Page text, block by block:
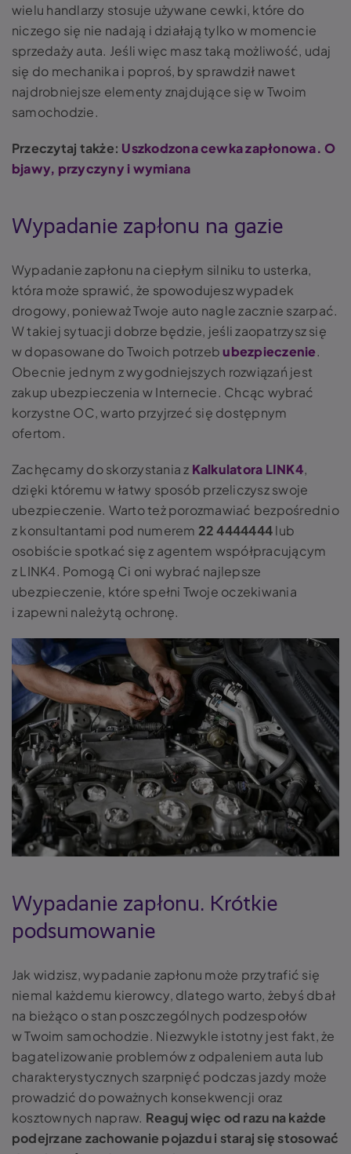
wielu handlarzy stosuje używane cewki, które do
niczego się nie nadają i działają tylko w momencie
sprzedaży auta. Jeśli więc masz taką możliwość, udaj
się do mechanika i poproś, by sprawdził nawet
najdrobniejsze elementy znajdujące się w Twoim
samochodzie.
Przeczytaj także: Uszkodzona cewka zapłonowa. O
bjawy, przyczyny i wymiana
Wypadanie zapłonu na gazie
Wypadanie zapłonu na ciepłym silniku to usterka,
która może sprawić, że spowodujesz wypadek
drogowy, ponieważ Twoje auto nagle zacznie szarpać.
W takiej sytuacji dobrze będzie, jeśli zaopatrzysz się
w dopasowane do Twoich potrzebubezpieczenie.
Obecnie jednym z wygodniejszych rozwiązań jest
zakup ubezpieczenia w Internecie. Chcąc wybrać
korzystne OC, warto przyjrzeć się dostępnym
ofertom.
Zachęcamy do skorzystania z Kalkulatora LINK4,
dzięki któremu w łatwy sposób przeliczysz swoje
ubezpieczenie. Warto też porozmawiać bezpośrednio
z konsultantami pod numerem 22 4444444lub
osobiście spotkać się z agentem współpracującym
z LINK4. Pomogą Ci oni wybrać najlepsze
ubezpieczenie, które spełni Twoje oczekiwania
i zapewni należytą ochronę.
Wypadanie zapłonu. Krótkie
podsumowanie
Jak widzisz, wypadanie zapłonu może przytrafić się
niemal każdemu kierowcy, dlatego warto, żebyś dbał
na bieżąco o stan poszczególnych podzespołów
w Twoim samochodzie. Niezwykle istotny jest fakt, że
bagatelizowanie problemów z odpaleniem auta lub
charakterystycznych szarpnięć podczas jazdy może
prowadzić do poważnych konsekwencji oraz
kosztownych napraw. Reaguj więc od razu na każde
podejrzane zachowanie pojazdu i staraj się stosować